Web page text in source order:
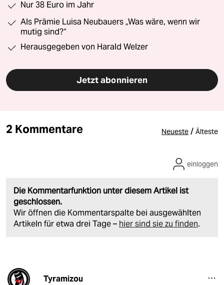
Nur 38 Euro im Jahr
Als Prämie Luisa Neubauers „Was wäre, wenn wir
mutig sind?“
Herausgegeben von Harald Welzer
Jetzt abonnieren
2 Kommentare Neueste / Älteste
Die Kommentarfunktion unter diesem Artikel ist
geschlossen.
Wir öffnen die Kommentarspalte bei ausgewählten
Artikeln für etwa drei Tage – hier sind sie zu finden.
einloggen
Tyramizou